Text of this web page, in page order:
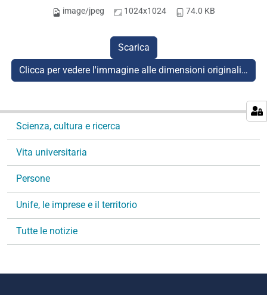
image/jpeg 1024x1024 74.0 KB
Scarica
Clicca per vedere l'immagine alle dimensioni originali…
i
a
i
n
Scienza, cultura e ricerca
Vita universitaria
Persone
Unife, le imprese e il territorio
Tutte le notizie